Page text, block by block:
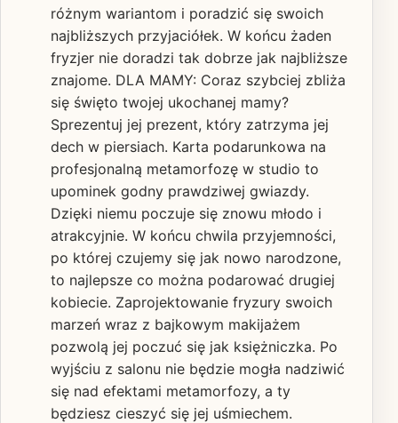
różnym wariantom i poradzić się swoich
najbliższych przyjaciółek. W końcu żaden
fryzjer nie doradzi tak dobrze jak najbliższe
znajome. DLA MAMY: Coraz szybciej zbliża
się święto twojej ukochanej mamy?
Sprezentuj jej prezent, który zatrzyma jej
dech w piersiach. Karta podarunkowa na
profesjonalną metamorfozę w studio to
upominek godny prawdziwej gwiazdy.
Dzięki niemu poczuje się znowu młodo i
atrakcyjnie. W końcu chwila przyjemności,
po której czujemy się jak nowo narodzone,
to najlepsze co można podarować drugiej
kobiecie. Zaprojektowanie fryzury swoich
marzeń wraz z bajkowym makijażem
pozwolą jej poczuć się jak księżniczka. Po
wyjściu z salonu nie będzie mogła nadziwić
się nad efektami metamorfozy, a ty
będziesz cieszyć się jej uśmiechem.